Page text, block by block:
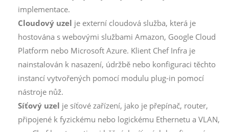
implementace.
Cloudový uzel je externí cloudová služba, která je
hostována s webovými službami Amazon, Google Cloud
Platform nebo Microsoft Azure. Klient Chef Infra je
nainstalován k nasazení, údržbě nebo konfiguraci těchto
instancí vytvořených pomocí modulu plug-in pomocí
nástroje nůž.
Síťový uzel je síťové zařízení, jako je přepínač, router,
připojené k fyzickému nebo logickému Ethernetu a VLAN,